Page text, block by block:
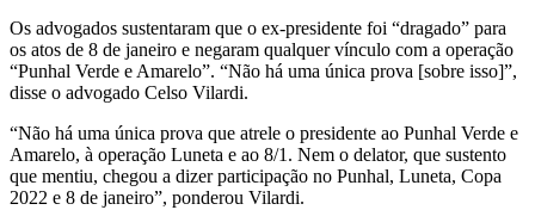
Os advogados sustentaram que o ex-presidente foi “dragado” para
os atos de 8 de janeiro e negaram qualquer vínculo com a operação
“Punhal Verde e Amarelo”. “Não há uma única prova [sobre isso]”,
disse o advogado Celso Vilardi.
“Não há uma única prova que atrele o presidente ao Punhal Verde e
Amarelo, à operação Luneta e ao 8/1. Nem o delator, que sustento
que mentiu, chegou a dizer participação no Punhal, Luneta, Copa
2022 e 8 de janeiro”, ponderou Vilardi.